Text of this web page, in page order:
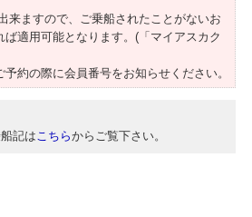
来ますので、ご乗船されたことがないお
ば適用可能となります。(「マイアスカク
約の際に会員番号をお知らせください。
記はこちらからご覧下さい。